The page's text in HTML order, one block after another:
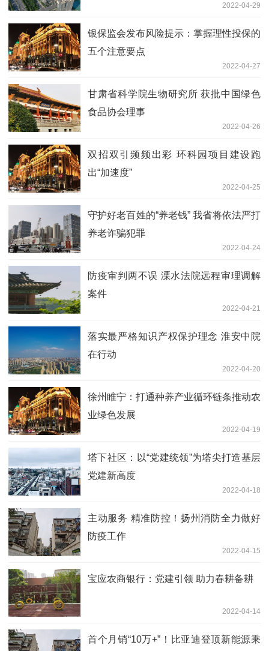
2022-04-29
银保监会发布风险提示：掌握理性投保的
五个注意要点
2022-04-27
甘肃省科学院生物研究所 获批中国绿色
食品协会理事
2022-04-26
双招双引频频出彩 环科园项目建设跑
出“加速度”
2022-04-25
守护好老百姓的“养老钱” 我省将依法严打
养老诈骗犯罪
2022-04-24
防疫审判两不误 溧水法院远程审理调解
案件
2022-04-21
落实最严格知识产权保护理念 淮安中院
在行动
2022-04-20
徐州睢宁：打通种养产业循环链条推动农
业绿色发展
2022-04-19
塔下社区：以“党建统领”为塔尖打造基层
党建新高度
2022-04-18
主动服务 精准防控！扬州消防全力做好
防疫工作
2022-04-15
宝应农商银行：党建引领 助力春耕备耕
2022-04-14
首个月销“10万+”！比亚迪登顶新能源乘